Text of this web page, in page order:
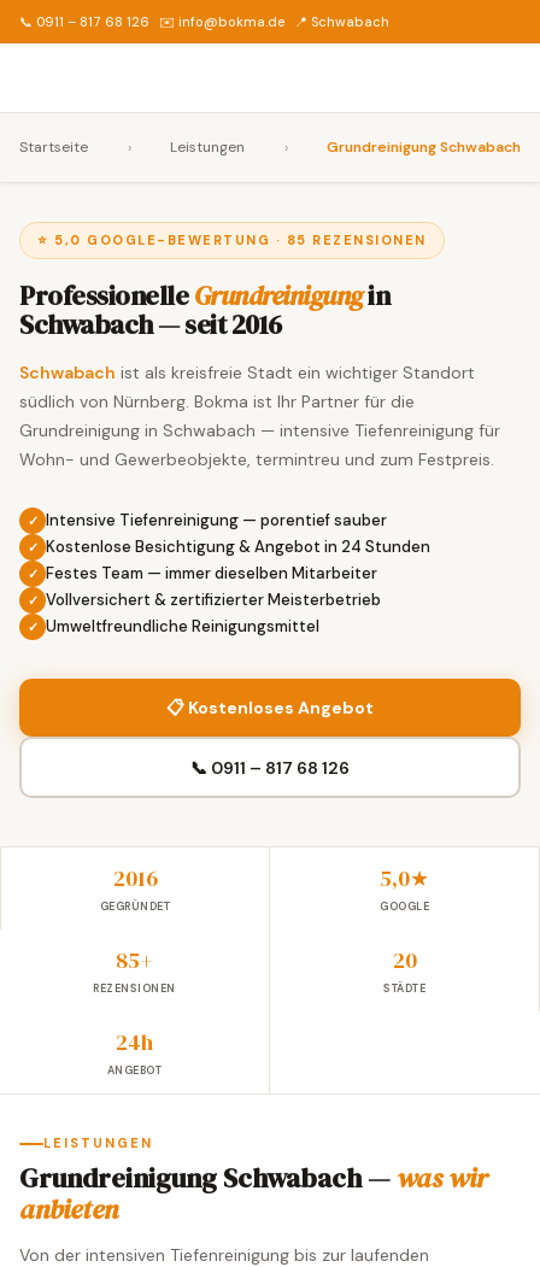
📞 0911 – 817 68 126 ✉️ info@bokma.de 📍 Schwabach
Startseite › Leistungen › Grundreinigung Schwabach
⭐ 5,0 GOOGLE-BEWERTUNG · 85 REZENSIONEN
ProfessionelleGrundreinigungin
Schwabach — seit 2016
Schwabach ist als kreisfreie Stadt ein wichtiger Standort
südlich von Nürnberg. Bokma ist Ihr Partner für die
Grundreinigung in Schwabach — intensive Tiefenreinigung für
Wohn- und Gewerbeobjekte, termintreu und zum Festpreis.
Intensive Tiefenreinigung — porentief sauber
Kostenlose Besichtigung & Angebot in 24 Stunden
Festes Team — immer dieselben Mitarbeiter
Vollversichert & zertifizierter Meisterbetrieb
Umweltfreundliche Reinigungsmittel
📋 Kostenloses Angebot
📞 0911 – 817 68 126
2016
GEGRÜNDET
5,0★
GOOGLE
85+
REZENSIONEN
20
STÄDTE
24h
ANGEBOT
LEISTUNGEN
Grundreinigung Schwabach —was wir
anbieten
Von der intensiven Tiefenreinigung bis zur laufenden